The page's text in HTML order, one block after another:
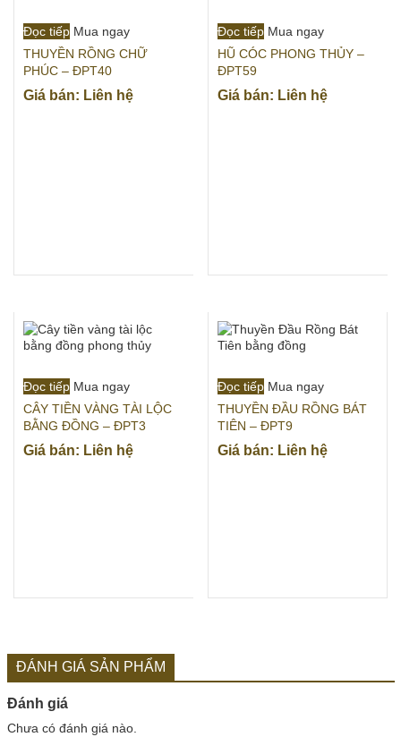
Đọc tiếp Mua ngay
THUYỀN RỒNG CHỮ
PHÚC – ĐPT40
Giá bán: Liên hệ
Đọc tiếp Mua ngay
HŨ CÓC PHONG THỦY –
ĐPT59
Giá bán: Liên hệ
Đọc tiếp Mua ngay
CÂY TIỀN VÀNG TÀI LỘC
BẰNG ĐỒNG – ĐPT3
Giá bán: Liên hệ
Đọc tiếp Mua ngay
THUYỀN ĐẦU RỒNG BÁT
TIÊN – ĐPT9
Giá bán: Liên hệ
ĐÁNH GIÁ SẢN PHẨM
Đánh giá
Chưa có đánh giá nào.